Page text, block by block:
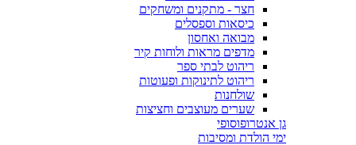
חצר - מתקנים ומשחקים
כיסאות וספסלים
מבואה ואחסון
מדפים מראות ולוחות קיר
ריהוט לבתי ספר
ריהוט לתינוקות ופעוטות
שולחנות
שערים מעוצבים וחציצות
גן אנטרופוסופי
ימי הולדת ומסיבות